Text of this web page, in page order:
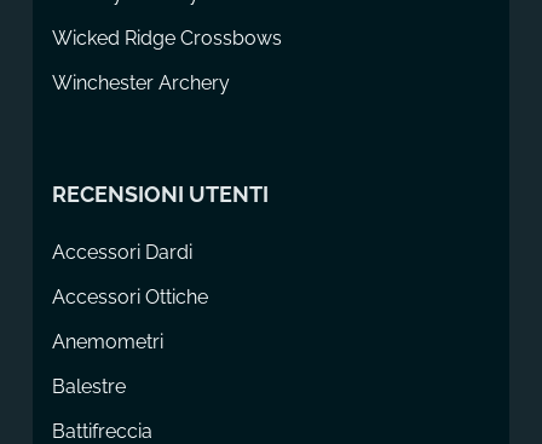
Wicked Ridge Crossbows
Winchester Archery
RECENSIONI UTENTI
Accessori Dardi
Accessori Ottiche
Anemometri
Balestre
Battifreccia